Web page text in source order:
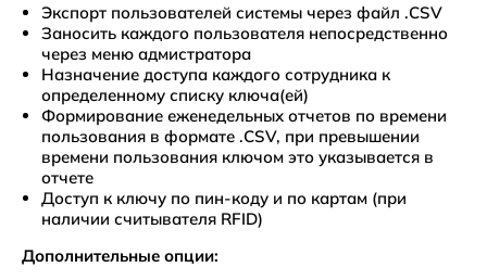
Экспорт пользователей системы через файл .CSV
Заносить каждого пользователя непосредственно
через меню адмистратора
Назначение доступа каждого сотрудника к
определенному списку ключа(ей)
Формирование еженедельных отчетов по времени
пользования в формате .CSV, при превышении
времени пользования ключом это указывается в
отчете
Доступ к ключу по пин-коду и по картам (при
наличии считывателя RFID)
Дополнительные опции: